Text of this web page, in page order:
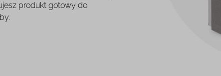
produkt gotowy do